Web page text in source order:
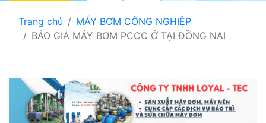
Trang chủ
MÁY BƠM CÔNG NGHIỆP
BÁO GIÁ MÁY BƠM PCCC Ở TẠI ĐỒNG NAI